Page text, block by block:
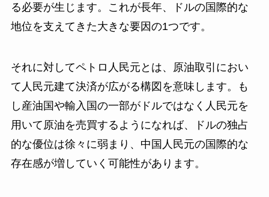
る必要が生じます。これが長年、ドルの国際的な
地位を支えてきた大きな要因の1つです。
それに対してペトロ人民元とは、原油取引におい
て人民元建て決済が広がる構図を意味します。も
し産油国や輸入国の一部がドルではなく人民元を
用いて原油を売買するようになれば、ドルの独占
的な優位は徐々に弱まり、中国人民元の国際的な
存在感が増していく可能性があります。